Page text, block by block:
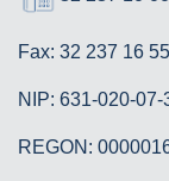
Fax: 32 237 16 55
NIP: 631-020-07-
REGON: